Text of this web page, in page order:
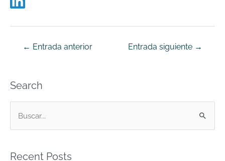
← Entrada anterior Entrada siguiente →
Search
u
Recent Posts